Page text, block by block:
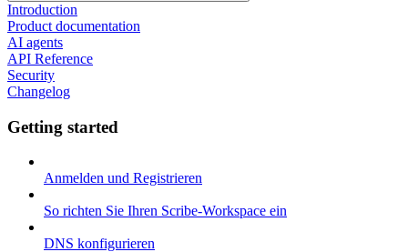
Introduction
Product documentation
AI agents
API Reference
Security
Changelog
Getting started
Anmelden und Registrieren
So richten Sie Ihren Scribe-Workspace ein
DNS konfigurieren